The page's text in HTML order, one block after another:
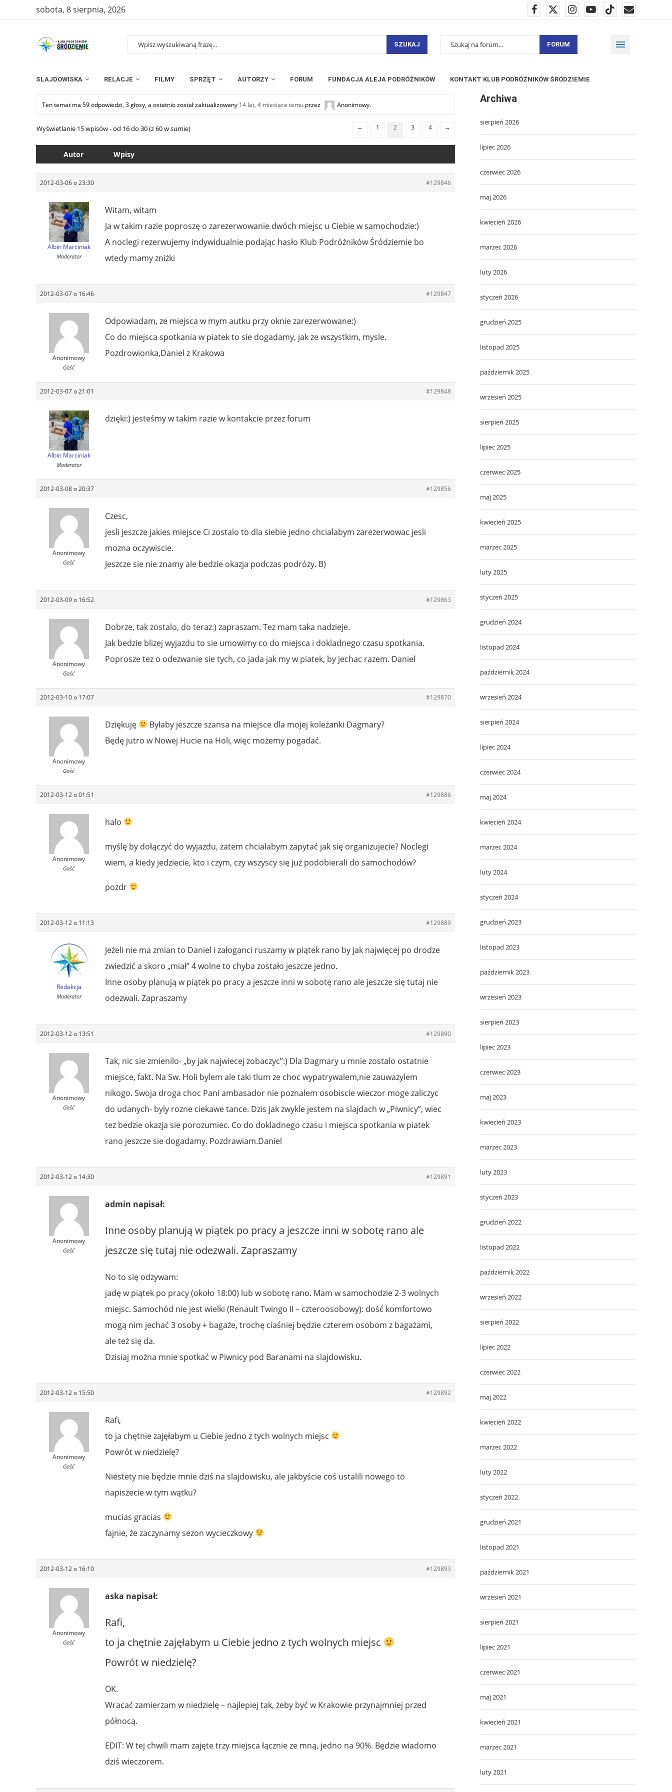
sobota, 8 sierpnia, 2026
SZUKAJ FORUM
SLAJDOWISKA RELACJE FILMY SPRZĘT AUTORZY FORUM FUNDACJA ALEJA PODRÓŻNIKÓW KONTAKT KLUB PODRÓŻNIKÓW ŚRÓDZIEMIE
Ten temat ma 59 odpowiedzi, 3 głosy, a ostatnio został zaktualizowany 14 lat, 4 miesiące temu przez Anonimowy.
Wyświetlanie 15 wpisów - od 16 do 30 (z 60 w sumie) ← 1 2 3 4 →
Autor Wpisy
2012-03-06 o 23:30 #129846
Albin Marciniak
Moderator
Witam, witam
Ja w takim razie poproszę o zarezerwowanie dwóch miejsc u Ciebie w samochodzie:)
A noclegi rezerwujemy indywidualnie podając hasło Klub Podróżników Śródziemie bo
wtedy mamy zniżki
2012-03-07 o 16:46 #129847
Anonimowy
Gość
Odpowiadam, ze miejsca w mym autku przy oknie zarezerwowane:)
Co do miejsca spotkania w piatek to sie dogadamy, jak ze wszystkim, mysle.
Pozdrowionka,Daniel z Krakowa
2012-03-07 o 21:01 #129848
Albin Marciniak
Moderator
dzięki:) jesteśmy w takim razie w kontakcie przez forum
2012-03-08 o 20:37 #129856
Anonimowy
Gość
Czesc,
jesli jeszcze jakies miejsce Ci zostalo to dla siebie jedno chcialabym zarezerwowac jesli
mozna oczywiscie.
Jeszcze sie nie znamy ale bedzie okazja podczas podrózy. B)
2012-03-09 o 16:52 #129863
Anonimowy
Gość
Dobrze, tak zostalo, do teraz:) zapraszam. Tez mam taka nadzieje.
Jak bedzie blizej wyjazdu to sie umowimy co do miejsca i dokladnego czasu spotkania.
Poprosze tez o odezwanie sie tych, co jada jak my w piatek, by jechac razem. Daniel
2012-03-10 o 17:07 #129870
Anonimowy
Gość
Dziękuję
Byłaby jeszcze szansa na miejsce dla mojej koleżanki Dagmary?
Będę jutro w Nowej Hucie na Holi, więc możemy pogadać.
2012-03-12 o 01:51 #129886
Anonimowy
Gość
halo
myślę by dołączyć do wyjazdu, zatem chciałabym zapytać jak się organizujecie? Noclegi
wiem, a kiedy jedziecie, kto i czym, czy wszyscy się już podobierali do samochodów?
pozdr
2012-03-12 o 11:13 #129889
Redakcja
Moderator
Jeżeli nie ma zmian to Daniel i załoganci ruszamy w piątek rano by jak najwięcej po drodze
zwiedzić a skoro „miał” 4 wolne to chyba zostało jeszcze jedno.
Inne osoby planują w piątek po pracy a jeszcze inni w sobotę rano ale jeszcze się tutaj nie
odezwali. Zapraszamy
2012-03-12 o 13:51 #129890
Anonimowy
Gość
Tak, nic sie zmienilo- „by jak najwiecej zobaczyc”:) Dla Dagmary u mnie zostalo ostatnie
miejsce, fakt. Na Sw. Holi bylem ale taki tlum ze choc wypatrywalem,nie zauwazylem
nikogo. Swoja droga choc Pani ambasador nie poznalem osobiscie wieczor moge zaliczyc
do udanych- byly rozne ciekawe tance. Dzis jak zwykle jestem na slajdach w „Piwnicy”, wiec
tez bedzie okazja sie porozumiec. Co do dokladnego czasu i miejsca spotkania w piatek
rano jeszcze sie dogadamy. Pozdrawiam.Daniel
2012-03-12 o 14:30 #129891
Anonimowy
Gość
admin napisał:
Inne osoby planują w piątek po pracy a jeszcze inni w sobotę rano ale
jeszcze się tutaj nie odezwali. Zapraszamy
No to się odzywam:
jadę w piątek po pracy (około 18:00) lub w sobotę rano. Mam w samochodzie 2-3 wolnych
miejsc. Samochód nie jest wielki (Renault Twingo II – czteroosobowy): dość komfortowo
mogą nim jechać 3 osoby + bagaże, trochę ciaśniej będzie czterem osobom z bagażami,
ale też się da.
Dzisiaj można mnie spotkać w Piwnicy pod Baranami na slajdowisku.
2012-03-12 o 15:50 #129892
Anonimowy
Gość
Rafi,
to ja chętnie zajęłabym u Ciebie jedno z tych wolnych miejsc
Powrót w niedzielę?
Niestety nie będzie mnie dziś na slajdowisku, ale jakbyście coś ustalili nowego to
napiszecie w tym wątku?
mucias gracias
fajnie, że zaczynamy sezon wycieczkowy
2012-03-12 o 16:10 #129893
Anonimowy
Gość
aska napisał:
Rafi,
to ja chętnie zajęłabym u Ciebie jedno z tych wolnych miejsc
Powrót w niedzielę?
OK.
Wracać zamierzam w niedzielę – najlepiej tak, żeby być w Krakowie przynajmniej przed
północą.
EDIT: W tej chwili mam zajęte trzy miejsca łącznie ze mną, jedno na 90%. Będzie wiadomo
dziś wieczorem.
Archiwa
sierpień 2026
lipiec 2026
czerwiec 2026
maj 2026
kwiecień 2026
marzec 2026
luty 2026
styczeń 2026
grudzień 2025
listopad 2025
październik 2025
wrzesień 2025
sierpień 2025
lipiec 2025
czerwiec 2025
maj 2025
kwiecień 2025
marzec 2025
luty 2025
styczeń 2025
grudzień 2024
listopad 2024
październik 2024
wrzesień 2024
sierpień 2024
lipiec 2024
czerwiec 2024
maj 2024
kwiecień 2024
marzec 2024
luty 2024
styczeń 2024
grudzień 2023
listopad 2023
październik 2023
wrzesień 2023
sierpień 2023
lipiec 2023
czerwiec 2023
maj 2023
kwiecień 2023
marzec 2023
luty 2023
styczeń 2023
grudzień 2022
listopad 2022
październik 2022
wrzesień 2022
sierpień 2022
lipiec 2022
czerwiec 2022
maj 2022
kwiecień 2022
marzec 2022
luty 2022
styczeń 2022
grudzień 2021
listopad 2021
październik 2021
wrzesień 2021
sierpień 2021
lipiec 2021
czerwiec 2021
maj 2021
kwiecień 2021
marzec 2021
luty 2021